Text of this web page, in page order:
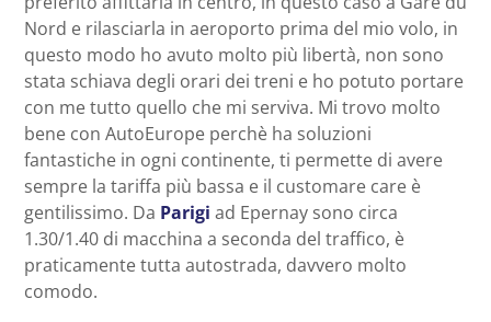
Nord e rilasciarla in aeroporto prima del mio volo, in
questo modo ho avuto molto più libertà, non sono
stata schiava degli orari dei treni e ho potuto portare
con me tutto quello che mi serviva. Mi trovo molto
bene con AutoEurope perchè ha soluzioni
fantastiche in ogni continente, ti permette di avere
sempre la tariffa più bassa e il customare care è
gentilissimo. Da Parigi ad Epernay sono circa
1.30/1.40 di macchina a seconda del traffico, è
praticamente tutta autostrada, davvero molto
comodo.